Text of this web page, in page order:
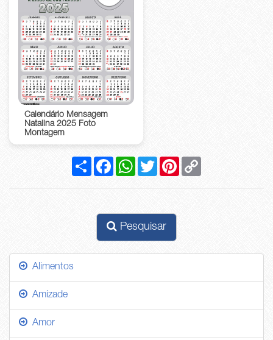
Calendário Mensagem
Natalina 2025 Foto
Montagem
CompartilharFacebookWhatsApp
Twitter Pinterest
Pesquisar
Alimentos
Amizade
Amor